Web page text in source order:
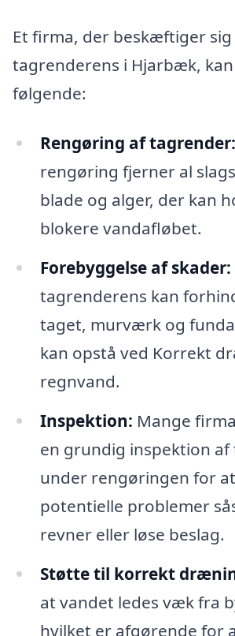
Et firma, der beskæftiger sig
tagrenderens i Hjarbæk,
følgende:
Rengøring af tagrender:
rengøring fjerner al
blade og alger, der kan
blokere vandafløbet.
Forebyggelse af skader:
tagrenderens kan
taget, murværk og
kan opstå ved Korrekt
regnvand.
Inspektion: Mange
en grundig inspektion
under rengøringen for
potentielle problemer
revner eller løse beslag.
Støtte til korrekt
at vandet ledes væk fra
hvilket er afgørende for